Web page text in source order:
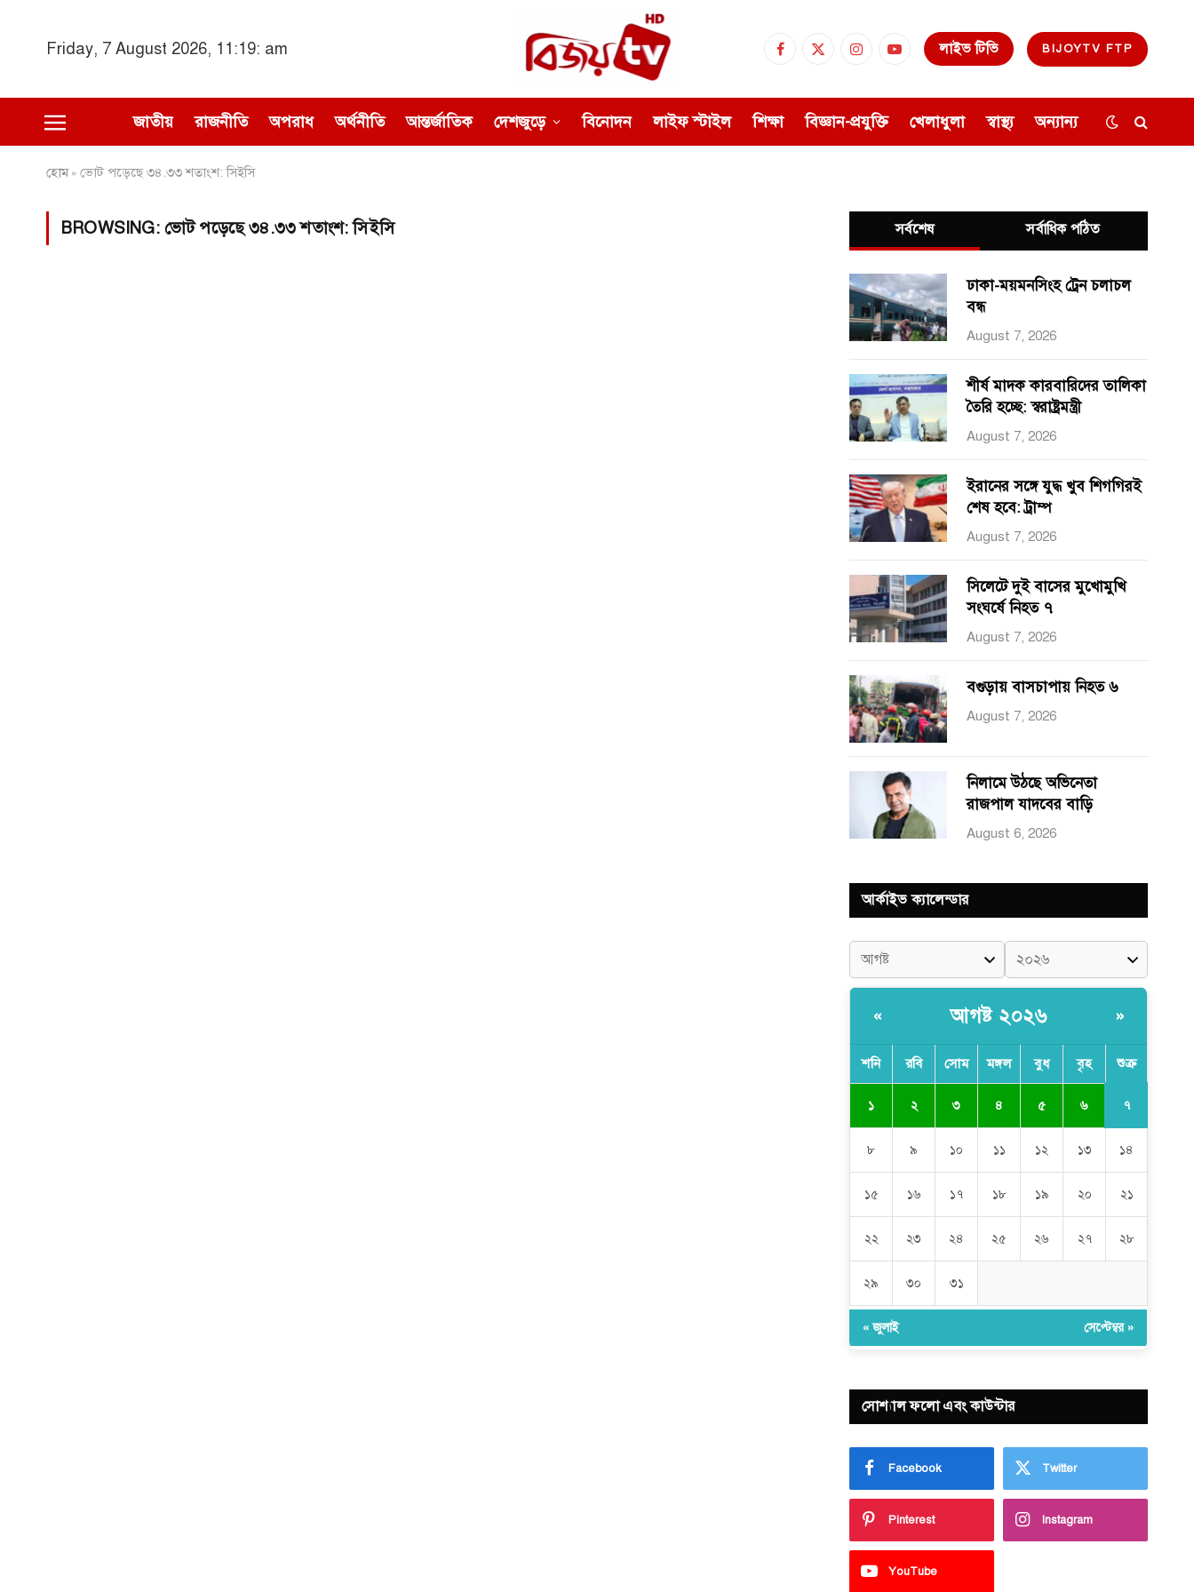
Friday, 7 August 2026, 11:19: am Facebook
X
InstagramYouTubeলাইভ টিভি BIJOYTV FTP
জাতীয় রাজনীতি অপরাধ অর্থনীতি আন্তর্জাতিক দেশজুড়ে বিনোদন লাইফ স্টাইল শিক্ষা বিজ্ঞান-প্রযুক্তি খেলাধুলা স্বাস্থ্য অন্যান্য
হোম» ভোট পড়েছে ৩৪.৩৩ শতাংশ: সিইসি
BROWSING: ভোট পড়েছে ৩৪.৩৩ শতাংশ: সিইসি সর্বশেষ সর্বাধিক পঠিত
ঢাকা-ময়মনসিংহ ট্রেন চলাচল
বন্ধ
August 7, 2026
শীর্ষ মাদক কারবারিদের তালিকা
তৈরি হচ্ছে: স্বরাষ্ট্রমন্ত্রী
August 7, 2026
ইরানের সঙ্গে যুদ্ধ খুব শিগগিরই
শেষ হবে: ট্রাম্প
August 7, 2026
সিলেটে দুই বাসের মুখোমুখি
সংঘর্ষে নিহত ৭
August 7, 2026
বগুড়ায় বাসচাপায় নিহত ৬
August 7, 2026
নিলামে উঠছে অভিনেতা
রাজপাল যাদবের বাড়ি
August 6, 2026
আর্কাইভ ক্যালেন্ডার
« আগষ্ট ২০২৬ »
শনি রবি সোম মঙ্গল বুধ বৃহ শুক্র
১ ২ ৩ ৪ ৫ ৬ ৭
৮ ৯ ১০ ১১ ১২ ১৩ ১৪
১৫ ১৬ ১৭ ১৮ ১৯ ২০ ২১
২২ ২৩ ২৪ ২৫ ২৬ ২৭ ২৮
২৯ ৩০ ৩১
« জুলাই সেপ্টেম্বর »
সোশ্যাল ফলো এবং কাউন্টার
Facebook Twitter
Pinterest Instagram
YouTube